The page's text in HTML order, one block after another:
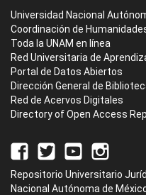
Universidad Nacional
Coordinación de
Toda la UNAM en línea
Red Universitaria de
Portal de Datos Abiertos
Dirección General de
Red de Acervos Digitales
Directory of Open Access
Repositorio Universitario
Nacional Autónoma de